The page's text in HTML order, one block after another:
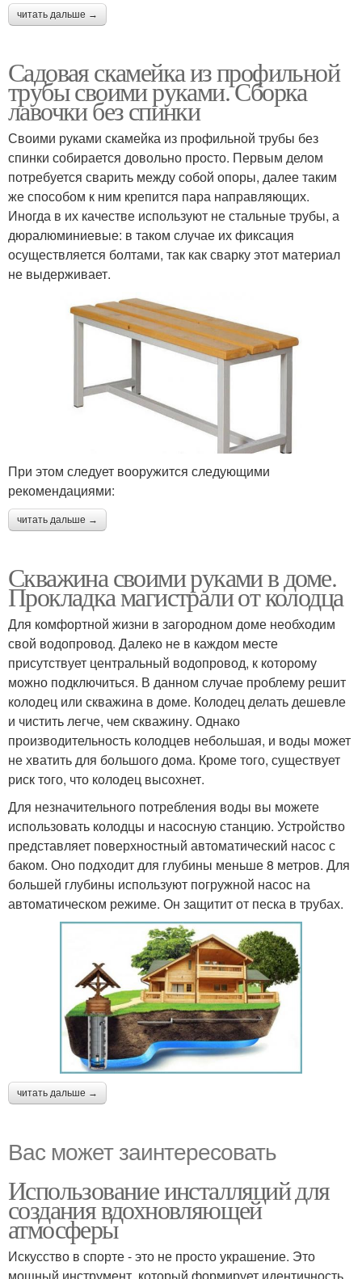
читать дальше →
Садовая скамейка из профильной
трубы своими руками. Сборка
лавочки без спинки
Своими руками скамейка из профильной трубы без
спинки собирается довольно просто. Первым делом
потребуется сварить между собой опоры, далее таким
же способом к ним крепится пара направляющих.
Иногда в их качестве используют не стальные трубы, а
дюралюминиевые: в таком случае их фиксация
осуществляется болтами, так как сварку этот материал
не выдерживает.
При этом следует вооружится следующими
рекомендациями:
читать дальше →
Скважина своими руками в доме.
Прокладка магистрали от колодца
Для комфортной жизни в загородном доме необходим
свой водопровод. Далеко не в каждом месте
присутствует центральный водопровод, к которому
можно подключиться. В данном случае проблему решит
колодец или скважина в доме. Колодец делать дешевле
и чистить легче, чем скважину. Однако
производительность колодцев небольшая, и воды может
не хватить для большого дома. Кроме того, существует
риск того, что колодец высохнет.
Для незначительного потребления воды вы можете
использовать колодцы и насосную станцию. Устройство
представляет поверхностный автоматический насос с
баком. Оно подходит для глубины меньше 8 метров. Для
большей глубины используют погружной насос на
автоматическом режиме. Он защитит от песка в трубах.
читать дальше →
Вас может заинтересовать
Использование инсталляций для
создания вдохновляющей
атмосферы
Искусство в спорте - это не просто украшение. Это
мощный инструмент, который формирует идентичность